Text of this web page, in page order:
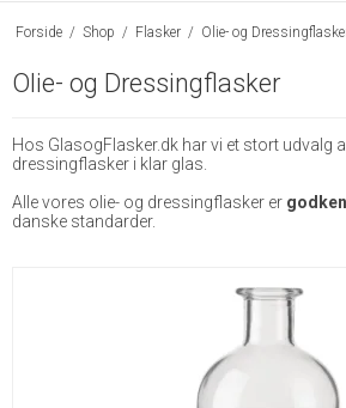
Forside / Shop / Flasker / Olie- og
Olie- og Dressingflasker
Hos GlasogFlasker.dk har vi et stort udvalg
dressingflasker i klar glas.
Alle vores olie- og dressingflasker er
danske standarder.